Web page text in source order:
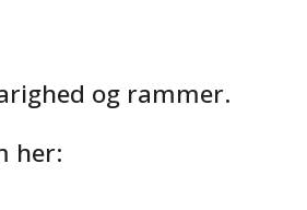
og rammer.
her: